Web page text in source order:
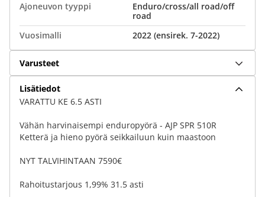
Ajoneuvon tyyppi
Enduro/cross/all road/off
road
Vuosimalli
2022 (ensirek. 7-2022)
Varusteet
Lisätiedot
VARATTU KE 6.5 ASTI
Vähän harvinaisempi enduropyörä - AJP SPR 510R
Ketterä ja hieno pyörä seikkailuun kuin maastoon
NYT TALVIHINTAAN 7590€
Rahoitustarjous 1,99% 31.5 asti